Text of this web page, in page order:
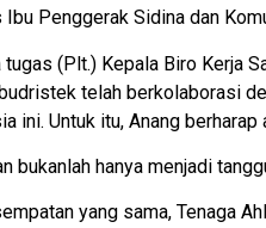
Ibu Penggerak Sidina dan
tugas (Plt.) Kepala Biro Kerja
telah berkolaborasi
ini. Untuk itu, Anang
bukanlah hanya menjadi
yang sama, Tenaga